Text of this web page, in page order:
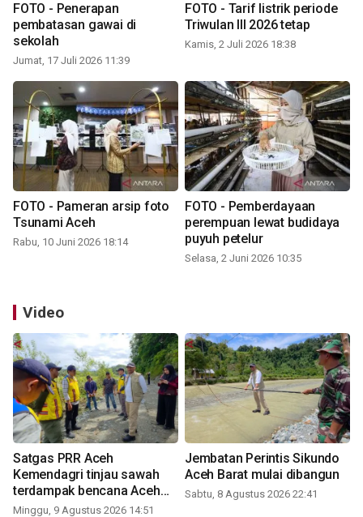
FOTO - Penerapan
pembatasan gawai di
sekolah
Jumat, 17 Juli 2026 11:39
FOTO - Tarif listrik periode
Triwulan III 2026 tetap
Kamis, 2 Juli 2026 18:38
FOTO - Pameran arsip foto
Tsunami Aceh
Rabu, 10 Juni 2026 18:14
FOTO - Pemberdayaan
perempuan lewat budidaya
puyuh petelur
Selasa, 2 Juni 2026 10:35
Video
Satgas PRR Aceh
Kemendagri tinjau sawah
terdampak bencana Aceh
Barat
Minggu, 9 Agustus 2026 14:51
Jembatan Perintis Sikundo
Aceh Barat mulai dibangun
Sabtu, 8 Agustus 2026 22:41